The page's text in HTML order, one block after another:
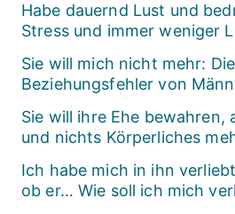
Habe dauernd Lust und
Stress und immer weniger
Sie will mich nicht mehr:
Beziehungsfehler von
Sie will ihre Ehe bewahren,
und nichts Körperliches
Ich habe mich in ihn
ob er… Wie soll ich mich